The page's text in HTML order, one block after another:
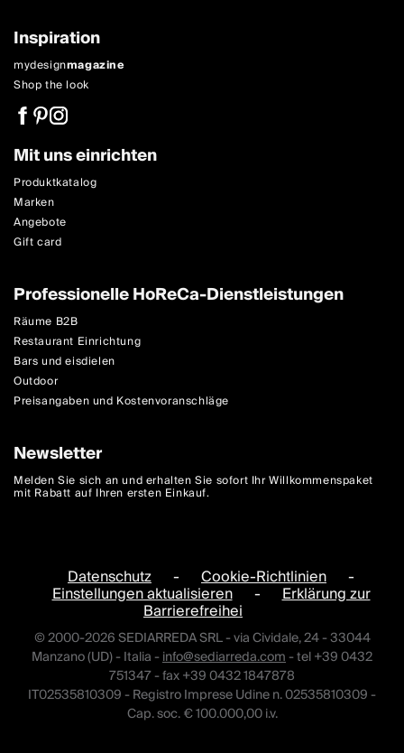
Inspiration
mydesignmagazine
Shop the look
Mit uns einrichten
Produktkatalog
Marken
Angebote
Gift card
Professionelle HoReCa-Dienstleistungen
Räume B2B
Restaurant Einrichtung
Bars und eisdielen
Outdoor
Preisangaben und Kostenvoranschläge
Newsletter
Melden Sie sich an und erhalten Sie sofort Ihr Willkommenspaket
mit Rabatt auf Ihren ersten Einkauf.
Datenschutz - Cookie-Richtlinien -
Einstellungen aktualisieren - Erklärung zur
Barrierefreihei
© 2000-2026 SEDIARREDA SRL - via Cividale, 24 - 33044
Manzano (UD) - Italia -info@sediarreda.com- tel +39 0432
751347 - fax +39 0432 1847878
IT02535810309 - Registro Imprese Udine n. 02535810309 -
Cap. soc. € 100.000,00 i.v.